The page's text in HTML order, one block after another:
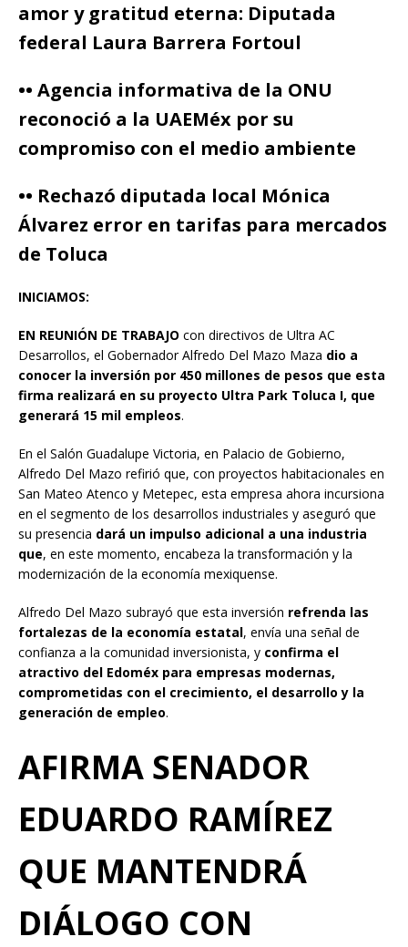
amor y gratitud eterna: Diputada
federal Laura Barrera Fortoul
•• Agencia informativa de la ONU
reconoció a la UAEMéx por su
compromiso con el medio ambiente
•• Rechazó diputada local Mónica
Álvarez error en tarifas para mercados
de Toluca
INICIAMOS:
EN REUNIÓN DE TRABAJO con directivos de Ultra AC
Desarrollos, el Gobernador Alfredo Del Mazo Maza dio a
conocer la inversión por 450 millones de pesos que esta
firma realizará en su proyecto Ultra Park Toluca I, que
generará 15 mil empleos.
En el Salón Guadalupe Victoria, en Palacio de Gobierno,
Alfredo Del Mazo refirió que, con proyectos habitacionales en
San Mateo Atenco y Metepec, esta empresa ahora incursiona
en el segmento de los desarrollos industriales y aseguró que
su presencia dará un impulso adicional a una industria
que, en este momento, encabeza la transformación y la
modernización de la economía mexiquense.
Alfredo Del Mazo subrayó que esta inversión refrenda las
fortalezas de la economía estatal, envía una señal de
confianza a la comunidad inversionista, y confirma el
atractivo del Edoméx para empresas modernas,
comprometidas con el crecimiento, el desarrollo y la
generación de empleo.
AFIRMA SENADOR
EDUARDO RAMÍREZ
QUE MANTENDRÁ
DIÁLOGO CON